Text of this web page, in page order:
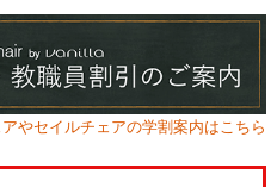
やセイルチェアの学割案内はこちら